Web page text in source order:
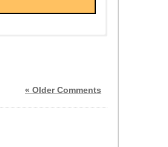
« Older Comments